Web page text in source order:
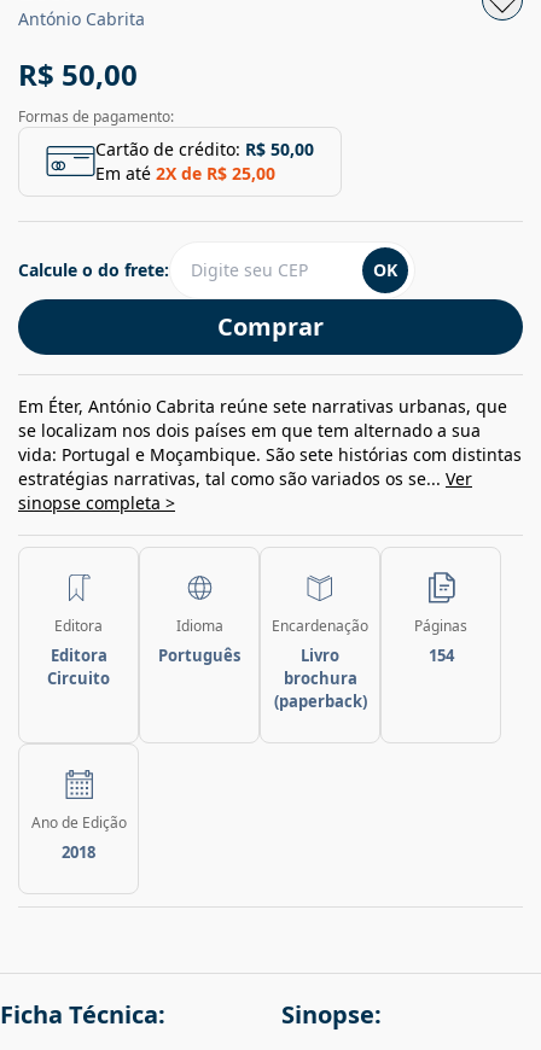
António Cabrita
R$ 50,00
Formas de pagamento:
Cartão de crédito: R$ 50,00
Em até 2X de R$ 25,00
Comprar
Calcule o do frete: OK
Em Éter, António Cabrita reúne sete narrativas urbanas, que
se localizam nos dois países em que tem alternado a sua
vida: Portugal e Moçambique. São sete histórias com distintas
estratégias narrativas, tal como são variados os se... Ver
sinopse completa >
Editora
Editora
Circuito
Idioma
Português
Encardenação
Livro
brochura
(paperback)
Páginas
154
Ano de Edição
2018
Ficha Técnica: Sinopse: